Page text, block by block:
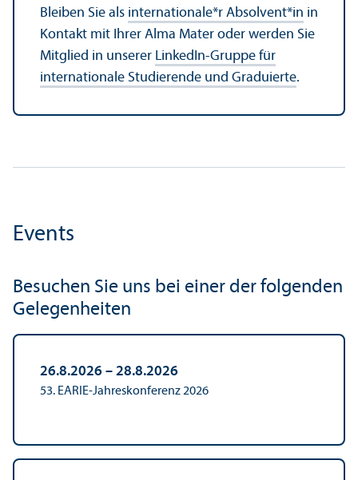
Bleiben Sie als internationale*r Absolvent*in in
Kontakt mit Ihrer Alma Mater oder werden Sie
Mitglied in unserer LinkedIn-Gruppe für
internationale Studierende und Graduierte.
Events
Besuchen Sie uns bei einer der folgenden
Gelegenheiten
26.8.2026 – 28.8.2026
53. EARIE-Jahreskonferenz 2026